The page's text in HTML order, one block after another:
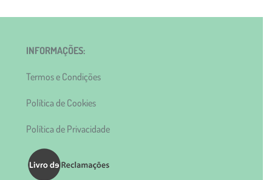
INFORMAÇÕES:
Termos e Condições
Política de Cookies
Política de Privacidade